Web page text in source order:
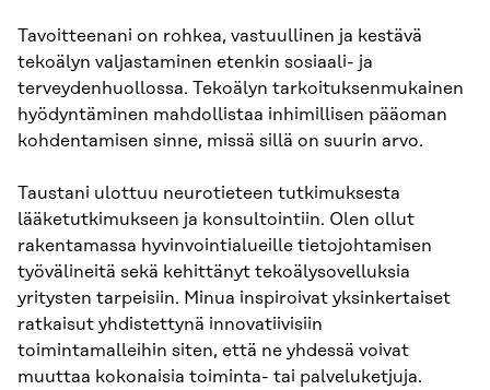
Tavoitteenani on rohkea, vastuullinen ja kestävä
tekoälyn valjastaminen etenkin sosiaali- ja
terveydenhuollossa. Tekoälyn tarkoituksenmukainen
hyödyntäminen mahdollistaa inhimillisen pääoman
kohdentamisen sinne, missä sillä on suurin arvo.
Taustani ulottuu neurotieteen tutkimuksesta
lääketutkimukseen ja konsultointiin. Olen ollut
rakentamassa hyvinvointialueille tietojohtamisen
työvälineitä sekä kehittänyt tekoälysovelluksia
yritysten tarpeisiin. Minua inspiroivat yksinkertaiset
ratkaisut yhdistettynä innovatiivisiin
toimintamalleihin siten, että ne yhdessä voivat
muuttaa kokonaisia toiminta- tai palveluketjuja.